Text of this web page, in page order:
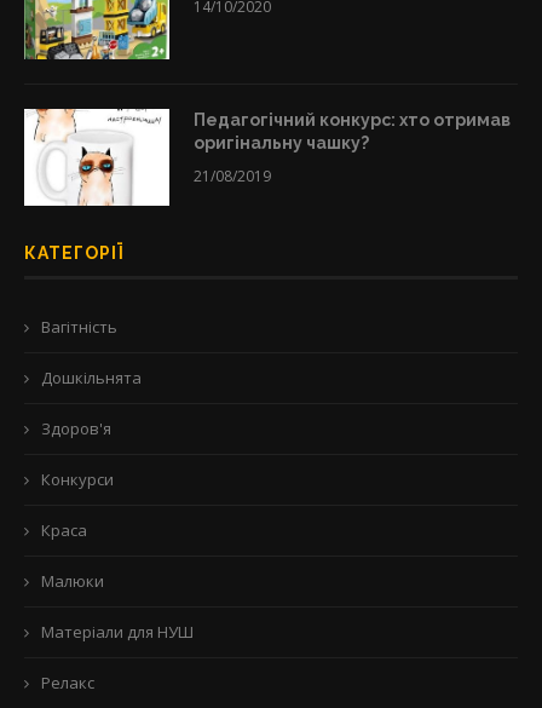
14/10/2020
Педагогічний конкурс: хто отримав
оригінальну чашку?
21/08/2019
КАТЕГОРІЇ
Вагітність
Дошкільнята
Здоров'я
Конкурси
Краса
Малюки
Матеріали для НУШ
Релакс